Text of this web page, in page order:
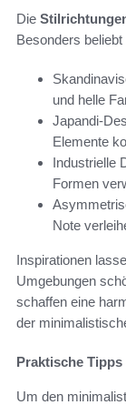
Die
Besonders beliebt
und helle
Japandi-
Elemente
Industrielle
Formen
Note
Inspirationen
Umgebungen
schaffen eine
der
Praktische
Um den